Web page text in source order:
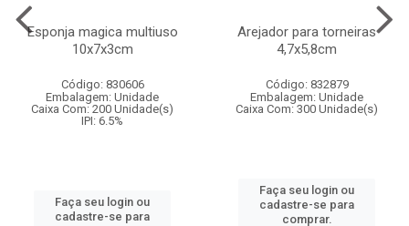
Esponja magica multiuso
10x7x3cm
Código: 830606
Embalagem: Unidade
Caixa Com: 200 Unidade(s)
IPI: 6.5%
Faça seu login ou
cadastre-se para
Arejador para torneiras
4,7x5,8cm
Código: 832879
Embalagem: Unidade
Caixa Com: 300 Unidade(s)
Faça seu login ou
cadastre-se para
comprar.